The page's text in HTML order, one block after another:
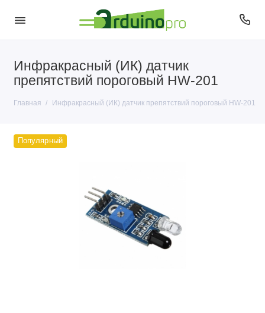
Инфракрасный (ИК) датчик
препятствий пороговый HW-201
Главная Инфракрасный (ИК) датчик препятствий пороговый HW-201
Популярный